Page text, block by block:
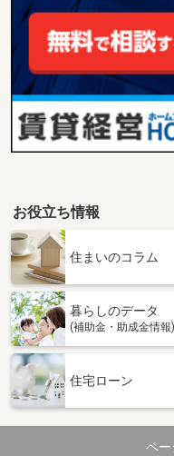
お役立ち情報
住まいのコラム
暮らしのデータ
(補助金・助成金情報)
住宅ローン
ペー